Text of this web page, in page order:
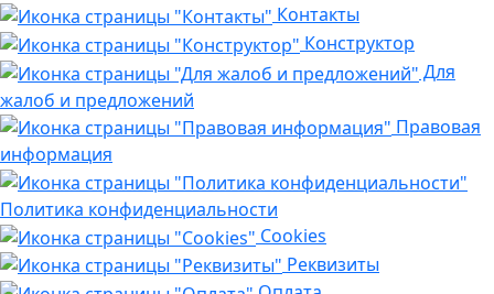
Контакты
Конструктор
Для
жалоб и предложений
Правовая
информация
Политика конфиденциальности
Cookies
Реквизиты